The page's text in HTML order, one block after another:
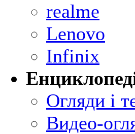
realme
Lenovo
Infinix
Огляди і
Видео-